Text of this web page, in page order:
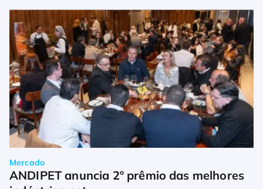
posicionamento ...
Mercado
ANDIPET anuncia 2º prêmio das melhores